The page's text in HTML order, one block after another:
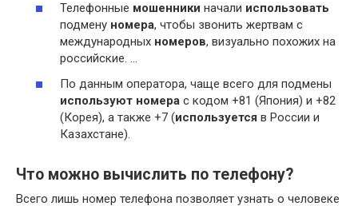
Телефонные мошенники начали использовать
подмену номера, чтобы звонить жертвам с
международных номеров, визуально похожих на
российские. …
По данным оператора, чаще всего для подмены
используют номера с кодом +81 (Япония) и +82
(Корея), а также +7 (используется в России и
Казахстане).
Что можно вычислить по телефону?
Всего лишь номер телефона позволяет узнать о человеке